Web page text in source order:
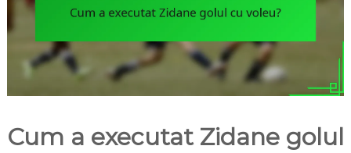
Cum a executat Zidane golul